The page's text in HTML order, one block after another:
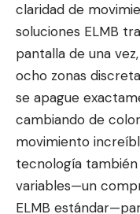
claridad de
soluciones ELMB
pantalla de una
ocho zonas
se apague
cambiando de
movimiento
tecnología
variables—un
ELMB